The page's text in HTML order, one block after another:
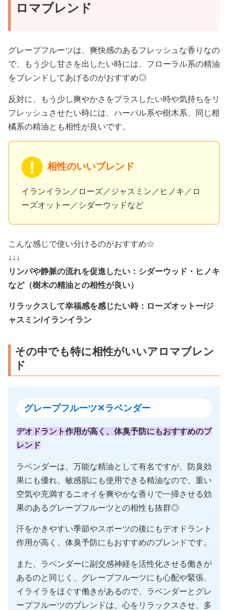
ロマブレンド
グレープフルーツは、爽快感のあるフレッシュな香りなの
で、もう少し甘さを出したい時には、フローラル系の精油
をブレンドしてあげるのがおすすめ◎
反対に、もう少し爽やかさをプラスしたい時や気持ちをリ
フレッシュさせたい時には、ハーバル系や樹木系、同じ柑
橘系の精油とも相性が良いです。
相性のいいブレンド
イランイラン／ローズ／ジャスミン／ヒノキ／ロ
ーズオットー／シダーウッドなど
こんな感じで使い分けるのがおすすめ☆
↓↓↓
リンパや静脈の流れを促進したい：シダーウッド・ヒノキ
など（樹木の精油との相性が良い）
リラックスして幸福感を感じたい時：ローズオットー/ジ
ャスミン/イランイラン
その中でも特に相性がいいアロマブレン
ド
グレープフルーツ✕ラベンダー
デオドラント作用が高く、体臭予防にもおすすめのブ
レンド
ラベンダーは、万能な精油として有名ですが、防臭効
果にも優れ、敏感肌にも使用できる精油なので、重い
空気や充満するニオイを爽やかな香りで一掃させる効
果のあるグレープフルーツとの相性も抜群◎
汗をかきやすい季節やスポーツの後にもデオドラント
作用が高く、体臭予防にもおすすめのブレンドです。
また、ラベンダーに副交感神経を活性化させる働きが
あるのと同じく、グレープフルーツにも心配や緊張、
イライラをほぐす働きがあるので、ラベンダーとグレ
ープフルーツのブレンドは、心をリラックスさせ、多